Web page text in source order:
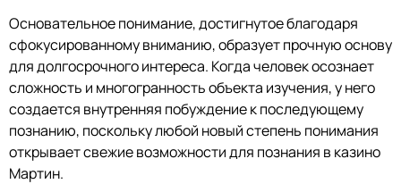
Основательное понимание, достигнутое благодаря
сфокусированному вниманию, образует прочную основу
для долгосрочного интереса. Когда человек осознает
сложность и многогранность объекта изучения, у него
создается внутренняя побуждение к последующему
познанию, поскольку любой новый степень понимания
открывает свежие возможности для познания в казино
Мартин.